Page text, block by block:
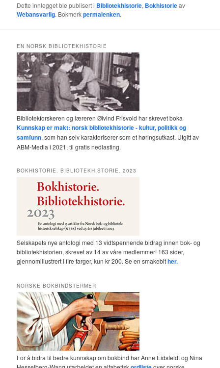
Dette innlegget ble publisert i Bibliotekhistorie, Bokhistorieav
Webansvarlig. Bokmerkpermalenken.
EN NORSK BIBLIOTEKHISTORIE
Bibliotekforskeren og læreren Øivind Frisvold har skrevet boka
Kunnskap er makt: norsk bibliotekhistorie - kultur, politikk og
samfunn, som han selv karakteriserer som et høringsutkast. Utgitt av
ABM-Media i 2021, til gratis nedlasting.
BOKHISTORIE. BIBLIOTEKHISTORIE. 2023
Selskapets nye antologi med 13 vidtspennende bidrag innen bok- og
bibliotekhistorien, skrevet av 14 av våre medlemmer! 163 sider,
gjennomillustrert i fire farger, kun kr 200. Se en smakebither.
NORSKE BOKBINDSTERMER
For å bidra til bedre kunnskap om bokbind har Anne Eidsfeldt og Nina